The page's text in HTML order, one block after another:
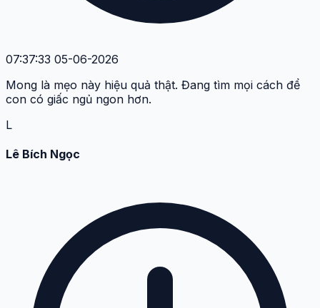
07:37:33 05-06-2026
Mong là mẹo này hiệu quả thật. Đang tìm mọi cách để
con có giấc ngủ ngon hơn.
L
Lê Bích Ngọc